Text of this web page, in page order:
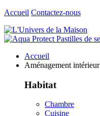
Accueil Contactez-nous
Accueil
Aménagement intérieur
Habitat
Chambre
Cuisine